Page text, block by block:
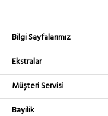
Bilgi Sayfalarımız
Ekstralar
Müşteri Servisi
Bayilik